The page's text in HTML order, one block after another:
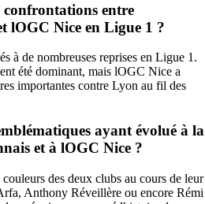
confrontations entre
lOGC Nice en Ligue 1 ?
à de nombreuses reprises en Ligue 1.
été dominant, mais lOGC Nice a
importantes contre Lyon au fil des
ayant évolué à la
et à lOGC Nice ?
des deux clubs au cours de leur
Anthony Réveillère ou encore Rémi